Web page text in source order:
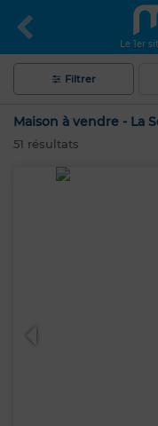
Le 1er
Filtrer
Maison à vendre - La
51 résultats